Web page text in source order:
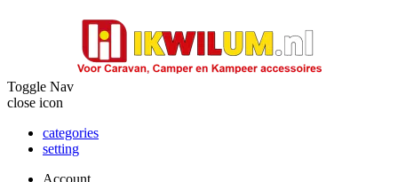
Toggle Nav
close icon
categories
setting
Account